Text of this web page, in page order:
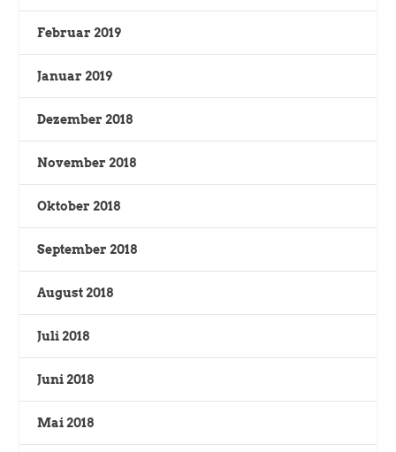
Februar 2019
Januar 2019
Dezember 2018
November 2018
Oktober 2018
September 2018
August 2018
Juli 2018
Juni 2018
Mai 2018